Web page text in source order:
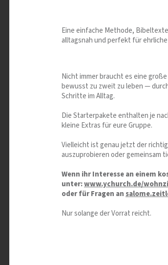
Eine einfache Methode,
alltagsnah und perfekt für
Nicht immer braucht es eine
bewusst zu zweit zu leben —
Schritte im Alltag.
Die Starterpakete enthalten je
kleine Extras für eure Gruppe.
Vielleicht ist genau jetzt der
auszuprobieren oder gemeinsam
Wenn ihr Interesse an einem
unter:www.ychurch.de/
oder für Fragen an
Nur solange der Vorrat reicht.